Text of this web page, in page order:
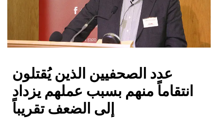
عدد الصحفيين الذين يُقتلون
انتقاماً منهم بسبب عملهم يزداد
إلى الضعف تقريباً